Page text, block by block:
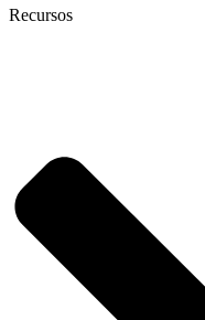
Recursos